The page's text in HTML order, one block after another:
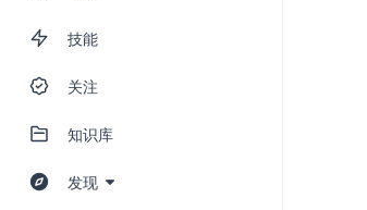
技能
关注
知识库
发现